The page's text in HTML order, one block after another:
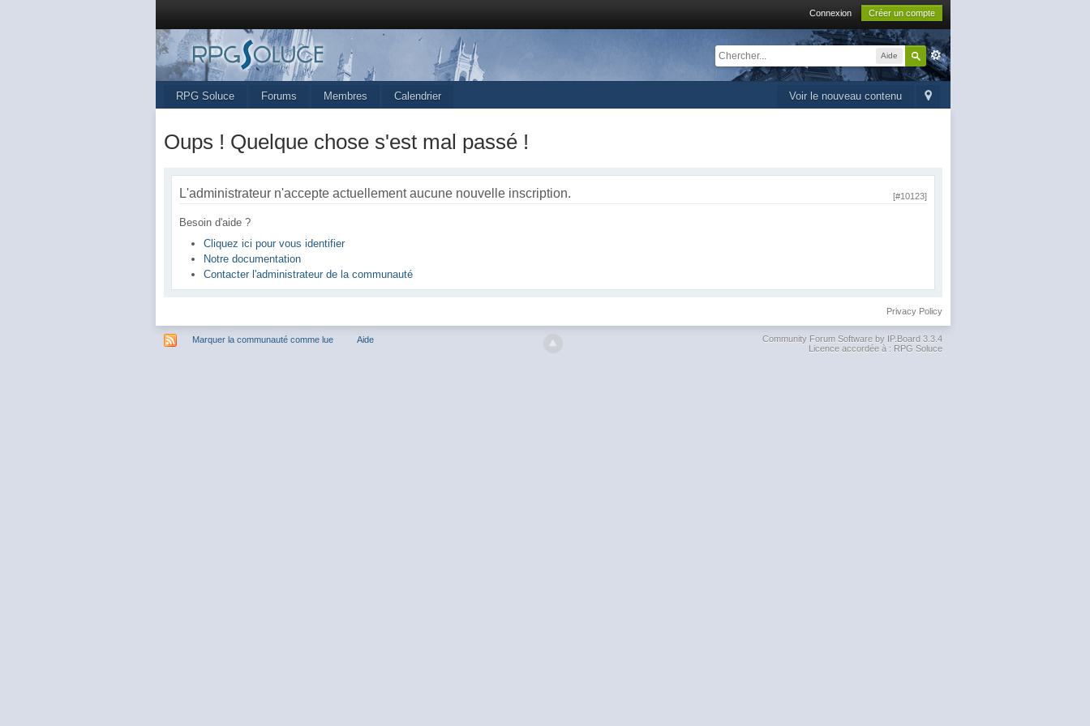
Connexion Créer un compte
Aide
Voir le nouveau contenu
RPG Soluce Forums Membres Calendrier
Oups ! Quelque chose s'est mal passé !
[#10123]
L'administrateur n'accepte actuellement aucune nouvelle inscription.
Besoin d'aide ?
Cliquez ici pour vous identifier
Notre documentation
Contacter l'administrateur de la communauté
Privacy Policy
Marquer la communauté comme lue Aide
Community Forum Software by IP.Board 3.3.4
Licence accordée à : RPG Soluce